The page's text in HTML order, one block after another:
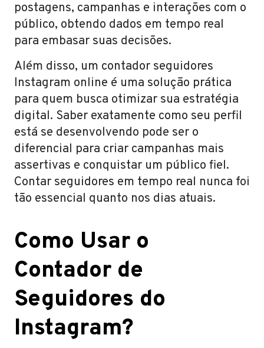
postagens, campanhas e interações com o
público, obtendo dados em tempo real
para embasar suas decisões.
Além disso, um contador seguidores
Instagram online é uma solução prática
para quem busca otimizar sua estratégia
digital. Saber exatamente como seu perfil
está se desenvolvendo pode ser o
diferencial para criar campanhas mais
assertivas e conquistar um público fiel.
Contar seguidores em tempo real nunca foi
tão essencial quanto nos dias atuais.
Como Usar o
Contador de
Seguidores do
Instagram?